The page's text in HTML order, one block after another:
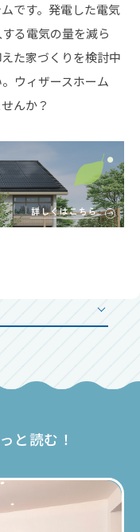
です。発電した電気
る電気の量を減ら
た家づくりを検討中
ウィザースホーム
んか？
と読む！